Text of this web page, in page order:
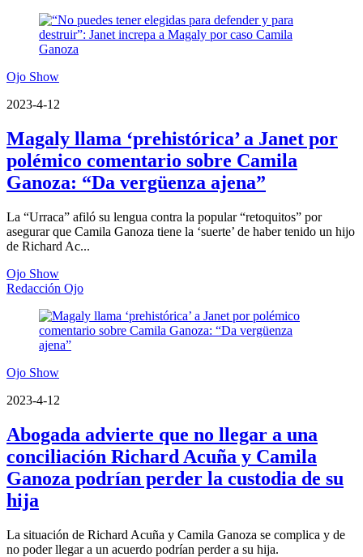
Ojo Show
2023-4-12
Magaly llama ‘prehistórica’ a Janet por
polémico comentario sobre Camila
Ganoza: “Da vergüenza ajena”
La “Urraca” afiló su lengua contra la popular “retoquitos” por
asegurar que Camila Ganoza tiene la ‘suerte’ de haber tenido un hijo
de Richard Ac...
Ojo Show
Redacción Ojo
Ojo Show
2023-4-12
Abogada advierte que no llegar a una
conciliación Richard Acuña y Camila
Ganoza podrían perder la custodia de su
hija
La situación de Richard Acuña y Camila Ganoza se complica y de
no poder llegar a un acuerdo podrían perder a su hija.